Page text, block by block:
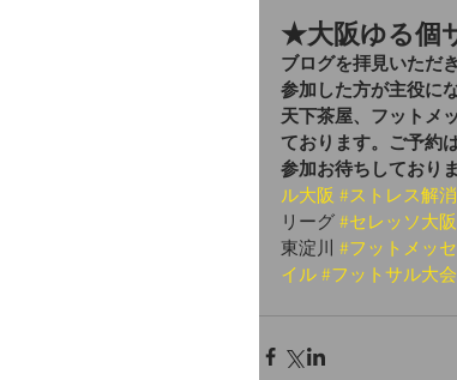
★大阪ゆる個
ブログを拝見いただ
参加した方が主役に
天下茶屋、フットメ
ております。ご予約
参加お待ちしており
ル大阪 #ストレス解消
リーグ #セレッソ大阪
東淀川 #フットメッ
イル #フットサル大会